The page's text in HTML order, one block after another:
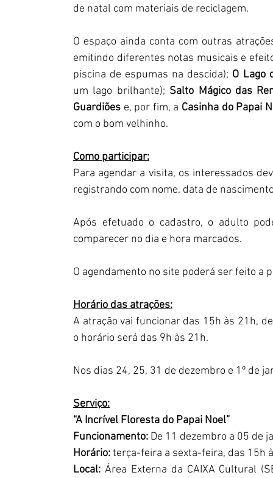
de natal com materiais de reciclagem.
O espaço ainda conta com outras
emitindo diferentes notas musicais e
piscina de espumas na descida); O Lago
um lago brilhante); Salto Mágico das
Guardiões e, por fim, a Casinha do Papai
com o bom velhinho.
Como participar:
Para agendar a visita, os interessados
registrando com nome, data de
Após efetuado o cadastro, o adulto
comparecer no dia e hora marcados.
O agendamento no site poderá ser feito a
Horário das atrações:
A atração vai funcionar das 15h às 21h,
o horário será das 9h às 21h.
Nos dias 24, 25, 31 de dezembro e 1º de
Serviço:
“A Incrível Floresta do Papai Noel”
Funcionamento: De 11 dezembro a 05 de
Horário: terça-feira a sexta-feira, das 15h
Local: Área Externa da CAIXA Cultural